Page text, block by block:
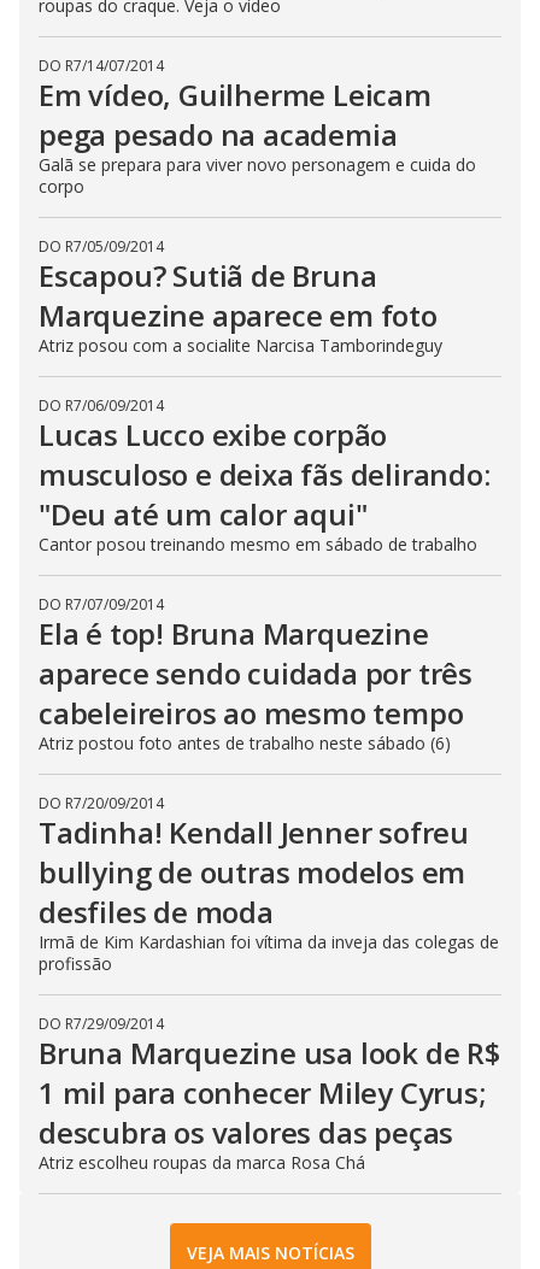
roupas do craque. Veja o vídeo
DO R7/14/07/2014
Em vídeo, Guilherme Leicam
pega pesado na academia
Galã se prepara para viver novo personagem e cuida do
corpo
DO R7/05/09/2014
Escapou? Sutiã de Bruna
Marquezine aparece em foto
Atriz posou com a socialite Narcisa Tamborindeguy
DO R7/06/09/2014
Lucas Lucco exibe corpão
musculoso e deixa fãs delirando:
"Deu até um calor aqui"
Cantor posou treinando mesmo em sábado de trabalho
DO R7/07/09/2014
Ela é top! Bruna Marquezine
aparece sendo cuidada por três
cabeleireiros ao mesmo tempo
Atriz postou foto antes de trabalho neste sábado (6)
DO R7/20/09/2014
Tadinha! Kendall Jenner sofreu
bullying de outras modelos em
desfiles de moda
Irmã de Kim Kardashian foi vítima da inveja das colegas de
profissão
DO R7/29/09/2014
Bruna Marquezine usa look de R$
1 mil para conhecer Miley Cyrus;
descubra os valores das peças
Atriz escolheu roupas da marca Rosa Chá
VEJA MAIS NOTÍCIAS